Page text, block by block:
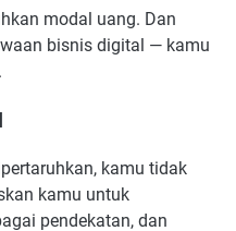
modal uang. Dan
bisnis digital — kamu
kamu tidak
kamu untuk
pendekatan, dan